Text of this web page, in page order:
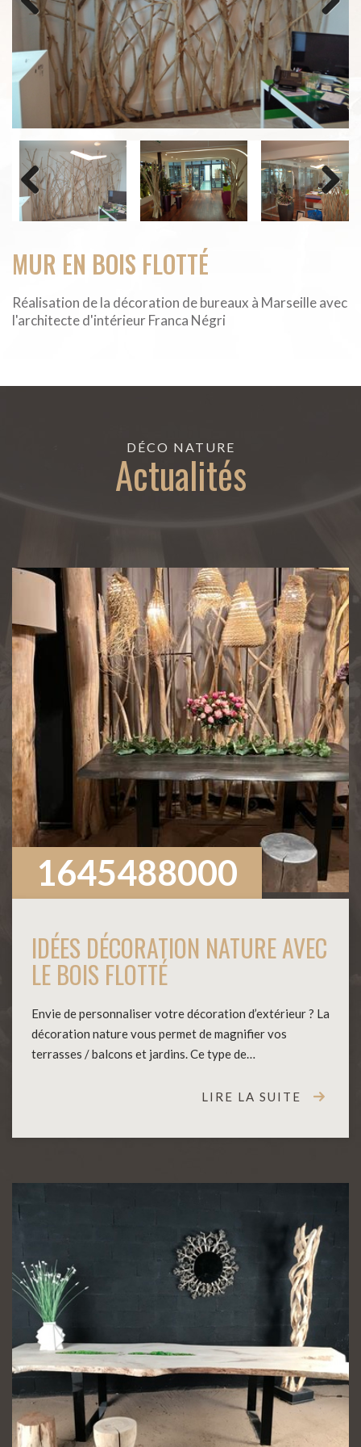
Previous Next
Previous Next
MUR EN BOIS FLOTTÉ
Réalisation de la décoration de bureaux à Marseille avec
l'architecte d'intérieur Franca Négri
DÉCO NATURE
Actualités
1645488000
IDÉES DÉCORATION NATURE AVEC
LE BOIS FLOTTÉ
Envie de personnaliser votre décoration d’extérieur ? La
décoration nature vous permet de magnifier vos
terrasses / balcons et jardins. Ce type de…
LIRE LA SUITE